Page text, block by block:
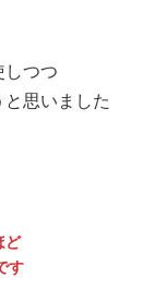
しつつ
思いました
ど
す